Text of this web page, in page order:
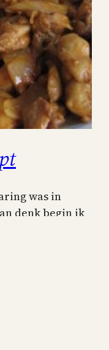
was in
denk begin ik